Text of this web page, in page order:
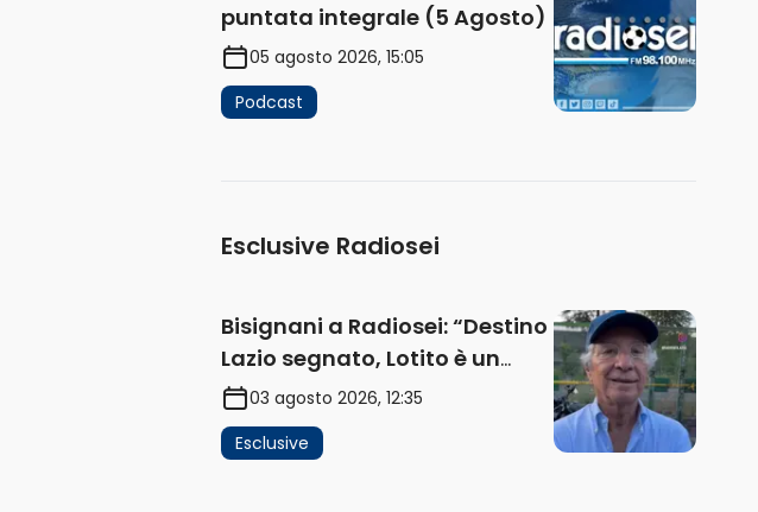
puntata integrale (5 Agosto)
05 agosto 2026, 15:05
Podcast
Esclusive Radiosei
Bisignani a Radiosei: “Destino
Lazio segnato, Lotito è un
problema, la chiave sono
Flaminio e politica. La
protesta e gli interessi dei
03 agosto 2026, 12:35
Esclusive